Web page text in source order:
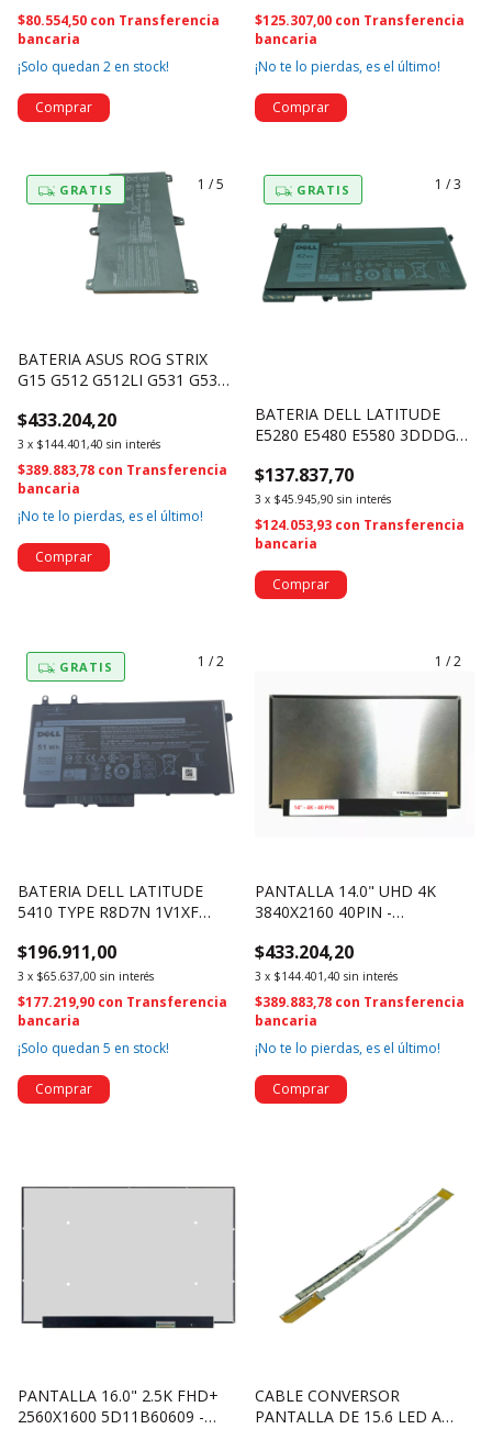
$80.554,50 con Transferencia
bancaria
¡Solo quedan 2 en stock!
$125.307,00 con Transferencia
bancaria
¡No te lo pierdas, es el último!
1 /5
GRATIS
BATERIA ASUS ROG STRIX
G15 G512 G512LI G531 G531G
$433.204,20
3 x $144.401,40 sin interés
$389.883,78 con Transferencia
bancaria
¡No te lo pierdas, es el último!
1 /3
GRATIS
BATERIA DELL LATITUDE
E5280 E5480 E5580 3DDDG
$137.837,70
3 x $45.945,90 sin interés
$124.053,93 con Transferencia
bancaria
1 /2
GRATIS
BATERIA DELL LATITUDE
5410 TYPE R8D7N 1V1XF
$196.911,00
3 x $65.637,00 sin interés
$177.219,90 con Transferencia
bancaria
¡Solo quedan 5 en stock!
1 /2
PANTALLA 14.0" UHD 4K
3840X2160 40PIN -
$433.204,20
3 x $144.401,40 sin interés
$389.883,78 con Transferencia
bancaria
¡No te lo pierdas, es el último!
PANTALLA 16.0" 2.5K FHD+
2560X1600 5D11B60609 -
CABLE CONVERSOR
PANTALLA DE 15.6 LED A